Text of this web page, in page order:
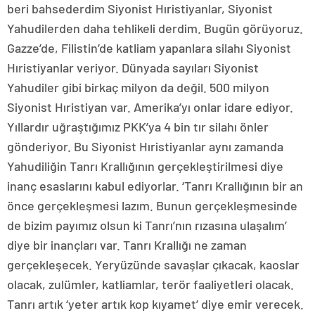
beri bahsederdim Siyonist Hıristiyanlar, Siyonist
Yahudilerden daha tehlikeli derdim. Bugün görüyoruz.
Gazze’de, Filistin’de katliam yapanlara silahı Siyonist
Hıristiyanlar veriyor. Dünyada sayıları Siyonist
Yahudiler gibi birkaç milyon da değil. 500 milyon
Siyonist Hıristiyan var. Amerika’yı onlar idare ediyor.
Yıllardır uğraştığımız PKK’ya 4 bin tır silahı önler
gönderiyor. Bu Siyonist Hıristiyanlar aynı zamanda
Yahudiliğin Tanrı Krallığının gerçekleştirilmesi diye
inanç esaslarını kabul ediyorlar. ‘Tanrı Krallığının bir an
önce gerçekleşmesi lazım. Bunun gerçekleşmesinde
de bizim payımız olsun ki Tanrı’nın rızasına ulaşalım’
diye bir inançları var. Tanrı Krallığı ne zaman
gerçekleşecek. Yeryüzünde savaşlar çıkacak, kaoslar
olacak, zulümler, katliamlar, terör faaliyetleri olacak.
Tanrı artık ‘yeter artık kop kıyamet’ diye emir verecek.